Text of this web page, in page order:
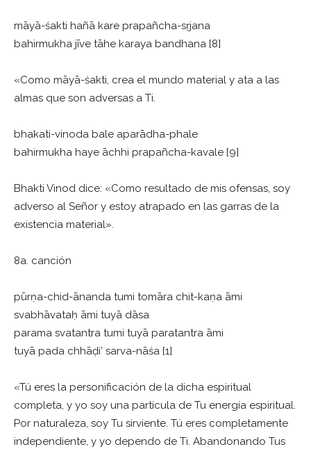
māyā-śakti hañā kare prapañcha-sṛjana
bahirmukha jīve tāhe karaya bandhana [8]
«Como māyā-śakti, crea el mundo material y ata a las
almas que son adversas a Ti.
bhakati-vinoda bale aparādha-phale
bahirmukha haye āchhi prapañcha-kavale [9]
Bhakti Vinod dice: «Como resultado de mis ofensas, soy
adverso al Señor y estoy atrapado en las garras de la
existencia material».
8a. canción
pūrṇa-chid-ānanda tumi tomāra chit-kaṇa āmi
svabhāvataḥ āmi tuyā dāsa
parama svatantra tumi tuyā paratantra āmi
tuyā pada chhāḍi’ sarva-nāśa [1]
«Tú eres la personificación de la dicha espiritual
completa, y yo soy una partícula de Tu energía espiritual.
Por naturaleza, soy Tu sirviente. Tú eres completamente
independiente, y yo dependo de Ti. Abandonando Tus